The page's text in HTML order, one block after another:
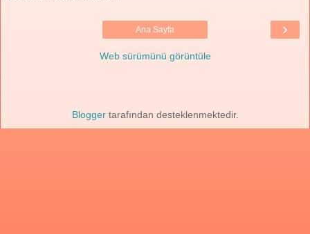
›
Ana Sayfa
Web sürümünü görüntüle
Bloggertarafından desteklenmektedir.